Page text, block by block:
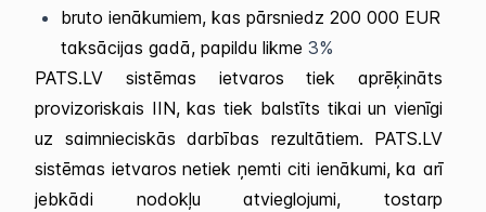
bruto ienākumiem, kas pārsniedz 200 000 EUR
taksācijas gadā, papildu likme 3%
PATS.LV sistēmas ietvaros tiek aprēķināts
provizoriskais IIN, kas tiek balstīts tikai un vienīgi
uz saimnieciskās darbības rezultātiem. PATS.LV
sistēmas ietvaros netiek ņemti citi ienākumi, ka arī
jebkādi nodokļu atvieglojumi, tostarp